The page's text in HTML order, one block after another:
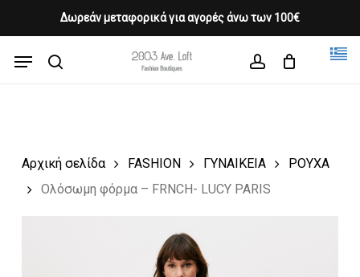
Δωρεάν μεταφορικά για αγορές άνω των 100€
content
Menu
Cart CLOSE
CART
Αρχική σελίδα FASHION ΓΥΝΑΙΚΕΙΑ
ΡΟΥΧΑ
Ολόσωμη φόρμα – FRNCH- LUCY PARIS
Close